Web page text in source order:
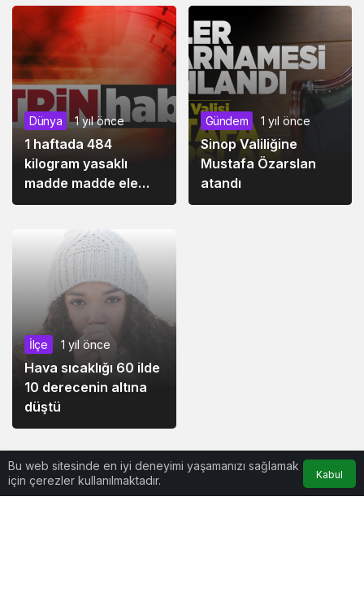
namazı ne zaman,
saat kaçta 2025?
Dünya 1 yıl önce
1 haftada 484
kilogram yasaklı
madde madde ele
geçirildi
Gündem 1 yıl önce
Sinop Valiliğine
Mustafa Özarslan
atandı
Siyaset 1 yıl önce
İlçe 1 yıl önce
Hava sıcaklığı 60 ilde
10 derecenin altına
düştü
Bu web sitesinde en iyi deneyimi yaşamanızı sağlamak
için çerezler kullanılmaktadır.
Kabul